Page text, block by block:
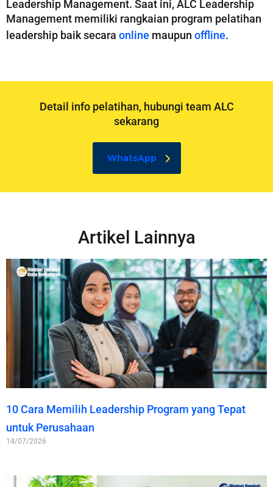
Leadership Management. Saat ini, ALC Leadership
Management memiliki rangkaian program pelatihan
leadership baik secara online maupun offline.
Detail info pelatihan, hubungi team ALC
sekarang
WhatsApp
Artikel Lainnya
10 Cara Memilih Leadership Program yang Tepat
untuk Perusahaan
14/07/2026